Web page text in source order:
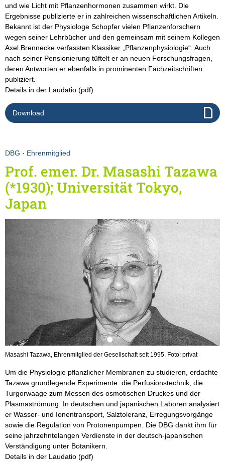
und wie Licht mit Pflanzenhormonen zusammen wirkt. Die
Ergebnisse publizierte er in zahlreichen wissenschaftlichen Artikeln.
Bekannt ist der Physiologe Schopfer vielen Pflanzenforschern
wegen seiner Lehrbücher und den gemeinsam mit seinem Kollegen
Axel Brennecke verfassten Klassiker „Pflanzenphysiologie“. Auch
nach seiner Pensionierung tüftelt er an neuen Forschungsfragen,
deren Antworten er ebenfalls in prominenten Fachzeitschriften
publiziert.
Details in der Laudatio (pdf)
Download
DBG · Ehrenmitglied
Prof. emer. Dr. Masashi Tazawa
(*1930); Universität Tokyo,
Japan
Masashi Tazawa, Ehrenmitglied der Gesellschaft seit 1995. Foto: privat
Um die Physiologie pflanzlicher Membranen zu studieren, erdachte
Tazawa grundlegende Experimente: die Perfusionstechnik, die
Turgorwaage zum Messen des osmotischen Druckes und der
Plasmaströmung. In deutschen und japanischen Laboren analysiert
er Wasser- und Ionentransport, Salztoleranz, Erregungsvorgänge
sowie die Regulation von Protonenpumpen. Die DBG dankt ihm für
seine jahrzehntelangen Verdienste in der deutsch-japanischen
Verständigung unter Botanikern.
Details in der Laudatio (pdf)